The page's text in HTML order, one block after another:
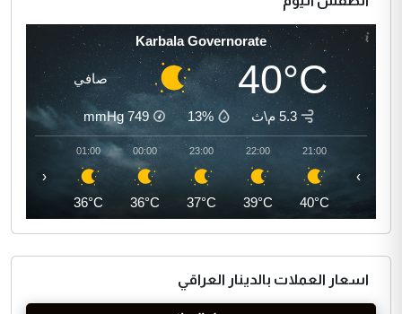
Karbala Governorate
40°C صافي
5.3 م\ث 13%
749
mmHg
21:00
40°C
22:00
39°C
23:00
37°C
00:00
36°C
01:00
36°C
‹ ›
اسعار العملات بالدينار العراقي